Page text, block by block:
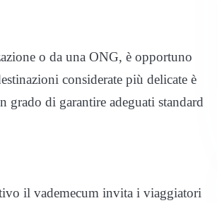
o da una ONG, è opportuno
considerate più delicate è
grado di garantire adeguati standard
il vademecum invita i viaggiatori